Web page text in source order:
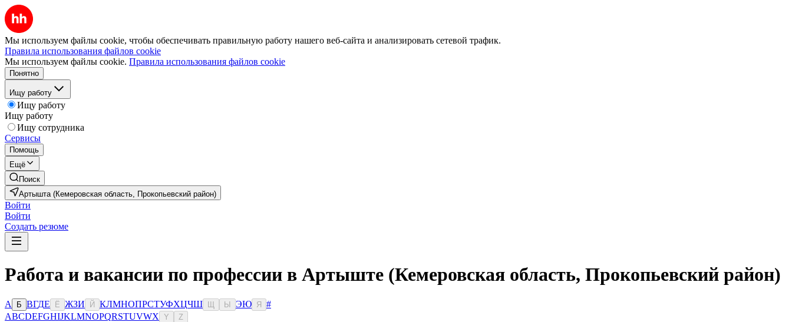
Мы используем файлы cookie, чтобы обеспечивать правильную работу нашего веб-сайта и анализировать сетевой трафик.
Правила использования файлов cookie
Мы используем файлы cookie. Правила использования файлов cookie
Понятно
Ищу работу
Ищу работу
Ищу работу
Ищу сотрудника
Сервисы
Помощь
Ещё
Поиск
Артышта (Кемеровская область, Прокопьевский район)
Войти
Войти
Создать резюме
Работа и вакансии по профессии в Артыште (Кемеровская область, Прокопьевский район)
А Б ВГДЕ Ё ЖЗИ Й КЛМНОПРСТУФХЦЧШ Ы ЭЮ Я
#
ABCDEFGHIJKLMNOPQRSTUVWX Y Z